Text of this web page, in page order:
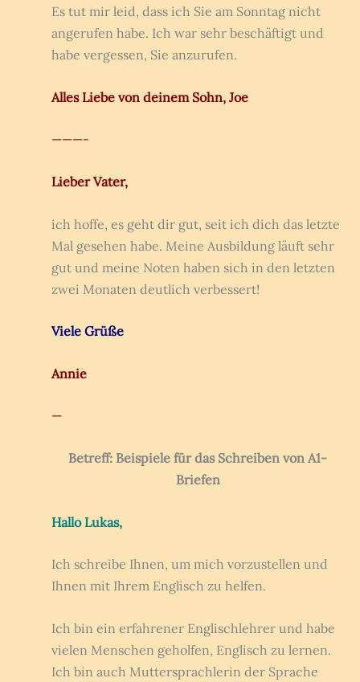
Es tut mir leid, dass ich Sie am Sonntag nicht
angerufen habe. Ich war sehr beschäftigt und
habe vergessen, Sie anzurufen.
Alles Liebe von deinem Sohn, Joe
———-
Lieber Vater,
ich hoffe, es geht dir gut, seit ich dich das letzte
Mal gesehen habe. Meine Ausbildung läuft sehr
gut und meine Noten haben sich in den letzten
zwei Monaten deutlich verbessert!
Viele Grüße
Annie
—
Betreff: Beispiele für das Schreiben von A1-
Briefen
Hallo Lukas,
Ich schreibe Ihnen, um mich vorzustellen und
Ihnen mit Ihrem Englisch zu helfen.
Ich bin ein erfahrener Englischlehrer und habe
vielen Menschen geholfen, Englisch zu lernen.
Ich bin auch Muttersprachlerin der Sprache